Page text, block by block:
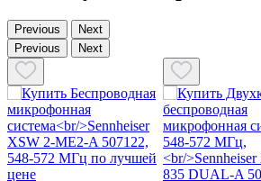
Previous
Next
Previous
Next